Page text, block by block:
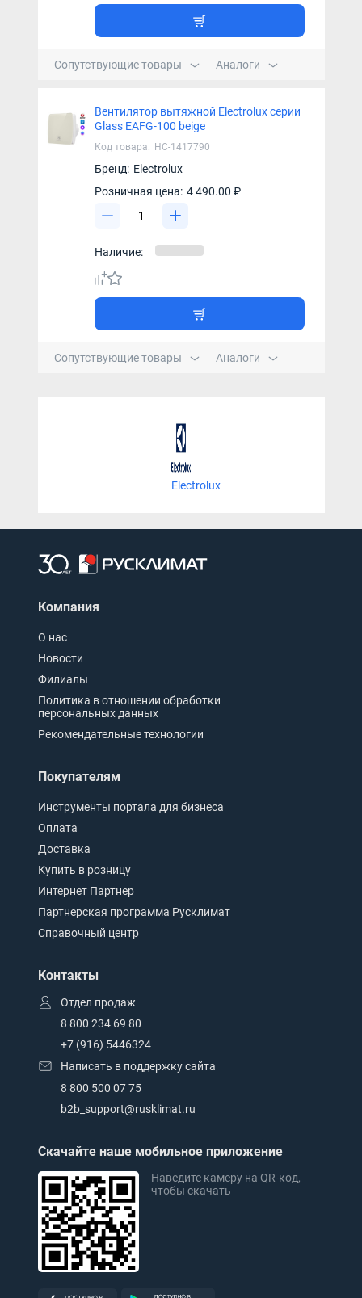
Сопутствующие товары Аналоги
Вентилятор вытяжной Electrolux серии
Glass EAFG-100 beige
Код товара: НС-1417790
Бренд: Electrolux
Розничная цена: 4 490.00 ₽
Наличие:
Сопутствующие товары Аналоги
Electrolux
Компания
О нас
Новости
Филиалы
Политика в отношении обработки
персональных данных
Рекомендательные технологии
Покупателям
Инструменты портала для бизнеса
Оплата
Доставка
Купить в розницу
Интернет Партнер
Партнерская программа Русклимат
Справочный центр
Контакты
Отдел продаж
8 800 234 69 80
+7 (916) 5446324
Написать в поддержку сайта
8 800 500 07 75
b2b_support@rusklimat.ru
Скачайте наше мобильное приложение
Наведите камеру на QR-код,
чтобы скачать